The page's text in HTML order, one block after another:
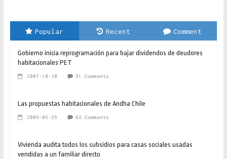
Popular Recent Comment
Gobierno inicia reprogramación para bajar dividendos de deudores
habitacionales PET
2007-10-30 91 Comments
Las propuestas habitacionales de Andha Chile
2009-06-26 48 Comments
Vivienda audita todos los subsidios para casas sociales usadas
vendidas a un familiar directo